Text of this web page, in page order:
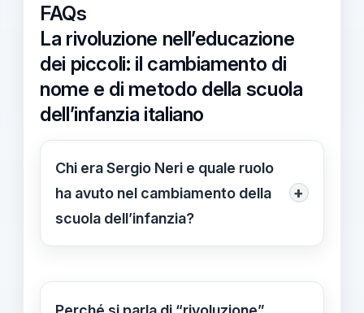
FAQs
La rivoluzione nell’educazione
dei piccoli: il cambiamento di
nome e di metodo della scuola
dell’infanzia italiano
Chi era Sergio Neri e quale ruolo
ha avuto nel cambiamento della
scuola dell’infanzia?
+
Sergio Neri era un pedagogista e
fondamentale consiste nel